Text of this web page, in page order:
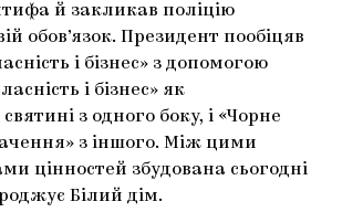
й закликав поліцію
обов’язок. Президент пообіцяв
і бізнес» з допомогою
і бізнес» як
з одного боку, і «Чорне
з іншого. Між цими
цінностей збудована сьогодні
Білий дім.